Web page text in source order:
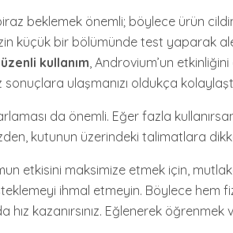
beklemek önemli; böylece ürün
küçük bir bölümünde test yaparak
kullanım, Androvium’un
ulaşmanızı oldukça
da önemli. Eğer fazla
kutunun üzerindeki talimatlara
etkisini maksimize etmek için,
ihmal etmeyin. Böylece hem
hız kazanırsınız. Eğlenerek